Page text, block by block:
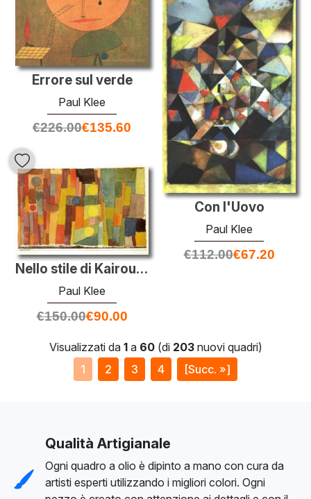
Errore sul verde
Paul Klee
€226.00€135.60
Con l'Uovo
Paul Klee
€112.00€67.20
Nello stile di Kairouan
Paul Klee
€150.00€90.00
Visualizzati da 1a 60(di 203nuovi quadri)
1
2 3 4 [Succ. »]
Qualità Artigianale
Ogni quadro a olio è dipinto a mano con cura da
artisti esperti utilizzando i migliori colori. Ogni